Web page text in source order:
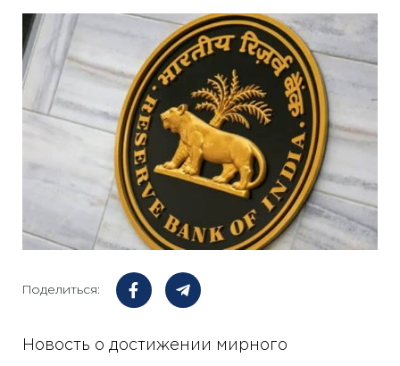
Поделиться:
Новость о достижении мирного